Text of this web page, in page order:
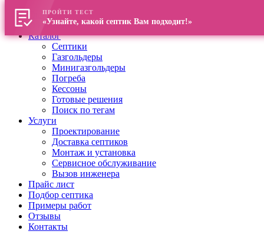
Главная
О компании
Каталог
Септики
Газгольдеры
Минигазгольдеры
Погреба
Кессоны
Готовые решения
Поиск по тегам
Услуги
Проектирование
Доставка септиков
Монтаж и установка
Сервисное обслуживание
Вызов инженера
Прайс лист
Подбор септика
Примеры работ
Отзывы
Контакты
ПРОЙТИ ТЕСТ
«Узнайте, какой септик Вам подходит!»